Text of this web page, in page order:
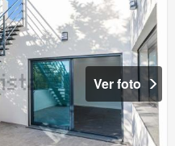
Ver foto